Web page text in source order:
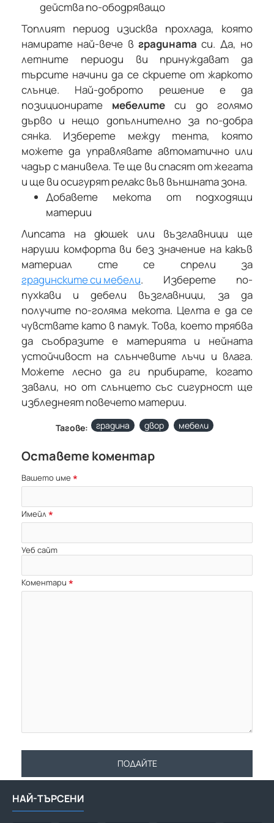
Топлият период изисква прохлада, която
намирате най-вече в градината си. Да, но
летните периоди ви принуждават да
търсите начини да се скриете от жаркото
слънце. Най-доброто решение е да
позиционирате мебелите си до голямо
дърво и нещо допълнително за по-добра
сянка. Изберете между тента, която
можете да управлявате автоматично или
чадър с манивела. Те ще ви спасят от жегата
и ще ви осигурят релакс във външната зона.
Добавете мекота от подходящи
материи
Липсата на дюшек или възглавници ще
наруши комфорта ви без значение на какъв
градинските си мебели. Изберете по-
пухкави и дебели възглавници, за да
получите по-голяма мекота. Целта е да се
чувствате като в памук. Това, което трябва
да съобразите е материята и нейната
устойчивост на слънчевите лъчи и влага.
Можете лесно да ги прибирате, когато
завали, но от слънцето със сигурност ще
избледнеят повечето материи.
Тагове: градина двор мебели
Оставете коментар
Вашето име
Имейл
Уеб сайт
Коментари
ПОДАЙТЕ
НАЙ-ТЪРСЕНИ